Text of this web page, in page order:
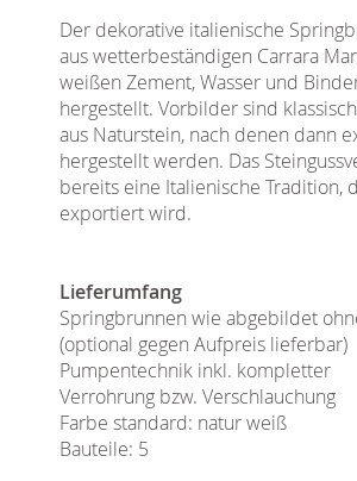
Der dekorative italienische
aus wetterbeständigen Carrara
weißen Zement, Wasser und
hergestellt. Vorbilder sind
aus Naturstein, nach denen dann
hergestellt werden. Das
bereits eine Italienische Tradition,
exportiert wird.
Lieferumfang
Springbrunnen wie abgebildet
(optional gegen Aufpreis lieferbar)
Pumpentechnik inkl. kompletter
Verrohrung bzw. Verschlauchung
Farbe standard: natur weiß
Bauteile: 5